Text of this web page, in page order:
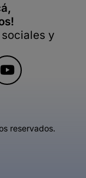
y
reservados.